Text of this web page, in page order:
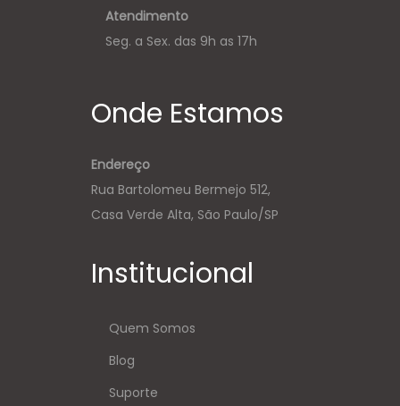
Atendimento
Seg. a Sex. das 9h as 17h
Onde Estamos
Endereço
Rua Bartolomeu Bermejo 512,
Casa Verde Alta, São Paulo/SP
Institucional
Quem Somos
Blog
Suporte